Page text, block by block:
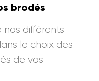
brodés
nos différents
le choix des
de vos